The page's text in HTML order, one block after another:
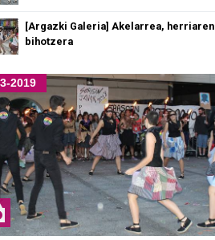
[Argazki Galeria] Akelarrea, herriaren
bihotzera
2019